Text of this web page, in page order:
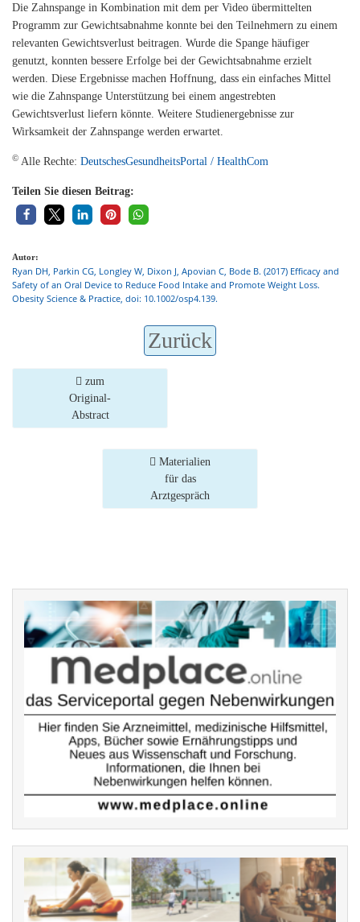
Die Zahnspange in Kombination mit dem per Video übermittelten
Programm zur Gewichtsabnahme konnte bei den Teilnehmern zu einem
relevanten Gewichtsverlust beitragen. Wurde die Spange häufiger
genutzt, konnten bessere Erfolge bei der Gewichtsabnahme erzielt
werden. Diese Ergebnisse machen Hoffnung, dass ein einfaches Mittel
wie die Zahnspange Unterstützung bei einem angestrebten
Gewichtsverlust liefern könnte. Weitere Studienergebnisse zur
Wirksamkeit der Zahnspange werden erwartet.
© Alle Rechte: DeutschesGesundheitsPortal / HealthCom
Teilen Sie diesen Beitrag:
Autor:
Ryan DH, Parkin CG, Longley W, Dixon J, Apovian C, Bode B. (2017) Efficacy and
Safety of an Oral Device to Reduce Food Intake and Promote Weight Loss.
Obesity Science & Practice, doi: 10.1002/osp4.139.
Zurück
zum
Original-
Abstract
Materialien
für das
Arztgespräch